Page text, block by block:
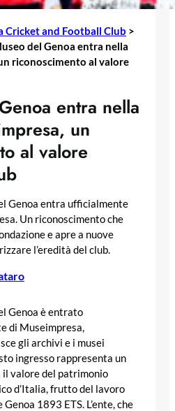
Cricket and Football Club >
del Genoa entra nella
riconoscimento al valore
entra nella
un
al valore
Genoa entra ufficialmente
Un riconoscimento che
e apre a nuove
l’eredità del club.
Genoa è entrato
di Museimpresa,
gli archivi e i musei
ingresso rappresenta un
valore del patrimonio
d’Italia, frutto del lavoro
1893 ETS. L’ente, che